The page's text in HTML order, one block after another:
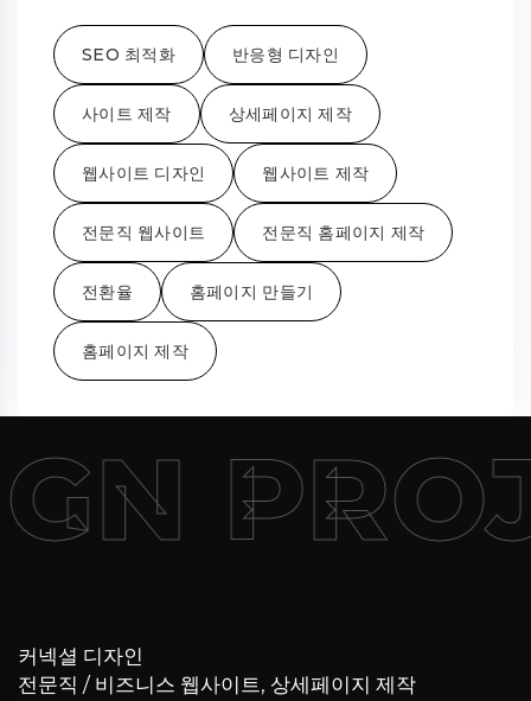
SEO 최적화 반응형 디자인
사이트 제작 상세페이지 제작
웹사이트 디자인 웹사이트 제작
전문직 웹사이트 전문직 홈페이지 제작
전환율 홈페이지 만들기
홈페이지 제작
커넥셜 디자인
전문직 / 비즈니스 웹사이트, 상세페이지 제작